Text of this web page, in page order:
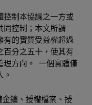
控制本協議之一方或
同控制；本文所謂
有的實質受益權超過
百分之五十，使其有
理方向。 一個實體僅
金鑰、授權檔案、授